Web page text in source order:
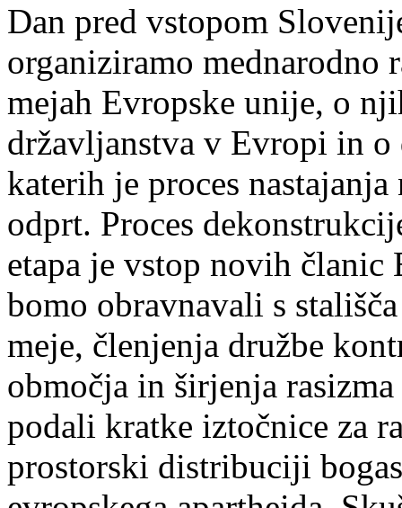
Dan pred vstopom
organiziramo mednarodno
mejah Evropske unije, o
državljanstva v Evropi in o
katerih je proces
odprt. Proces
etapa je vstop novih članic
bomo obravnavali s
meje, členjenja družbe
območja in širjenja
podali kratke iztočnice za
prostorski distribuciji